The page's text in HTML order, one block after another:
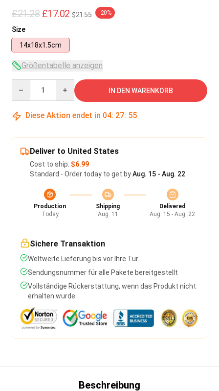
£21.28 £17.02 $21.55 -20%
Size
14x18x1.5cm
Größentabelle anzeigen
IN DEN WARENKORB
Diese Aktion endet in 04: 27: 54
Deliver to United States
Cost to ship: $6.99
Standard - Order today to get byAug. 15 - Aug. 22
Production
Today
Shipping
Aug. 11
Delivered
Aug. 15 - Aug. 22
Sichere Transaktion
Weltweite Lieferung bis vor Ihre Tür
Sendungsnummer für alle Pakete bereitgestellt
Vollständige Rückerstattung, wenn das Produkt nicht
erhalten wurde
Beschreibung